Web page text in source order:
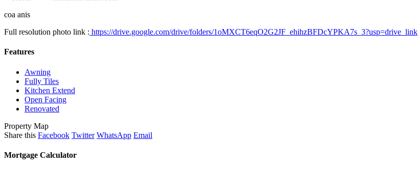
coa anis
Full resolution photo link : https://drive.google.com/drive/folders/1oMXCT6eqO2G2JF_ehihzBFDcYPKA7s_3?usp=drive_link
Features
Awning
Fully Tiles
Kitchen Extend
Open Facing
Renovated
Property Map
Share this Facebook Twitter WhatsApp Email
Mortgage Calculator